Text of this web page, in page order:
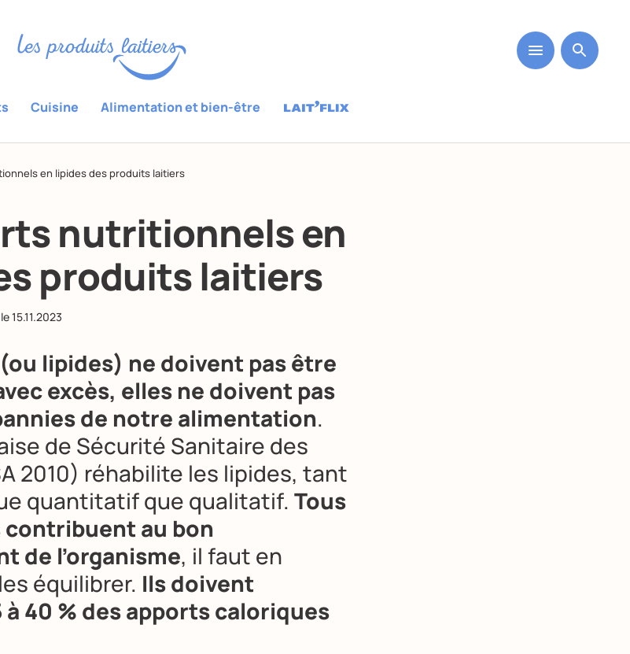
Cuisine Alimentation et bien-être
en lipides des produits laitiers
nutritionnels en
produits laitiers
15.11.2023
lipides) ne doivent pas être
excès, elles ne doivent pas
de notre alimentation.
de Sécurité Sanitaire des
2010) réhabilite les lipides, tant
quantitatif que qualitatif. Tous
contribuent au bon
de l’organisme, il faut en
équilibrer. Ils doivent
40 % des apports caloriques